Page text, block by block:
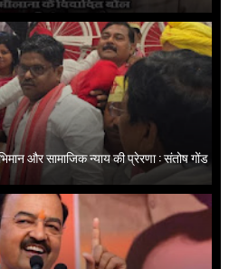
और सामाजिक न्याय की प्रेरणा : संतोष गोंड